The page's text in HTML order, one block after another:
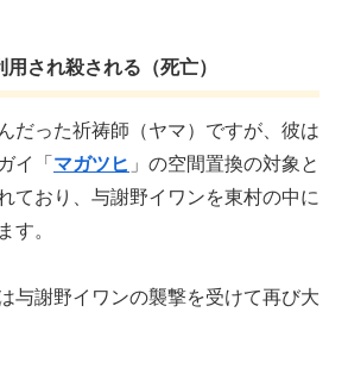
され殺される（死亡）
だった祈祷師（ヤマ）ですが、彼は
イ「マガツヒ 」の空間置換の対象と
ており、与謝野イワンを東村の中に
。
与謝野イワンの襲撃を受けて再び大